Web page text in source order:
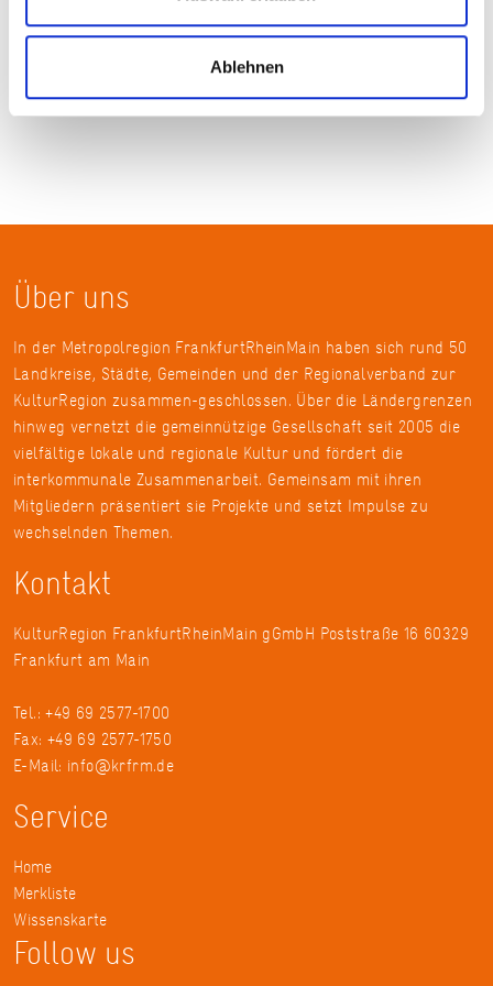
Ablehnen
Über uns
In der Metropolregion FrankfurtRheinMain haben sich rund 50
Landkreise, Städte, Gemeinden und der Regionalverband zur
KulturRegion zusammen-geschlossen. Über die Ländergrenzen
hinweg vernetzt die gemeinnützige Gesellschaft seit 2005 die
vielfältige lokale und regionale Kultur und fördert die
interkommunale Zusammenarbeit. Gemeinsam mit ihren
Mitgliedern präsentiert sie Projekte und setzt Impulse zu
wechselnden Themen.
Kontakt
KulturRegion FrankfurtRheinMain gGmbH Poststraße 16 60329
Frankfurt am Main
Tel.: +49 69 2577-1700
Fax: +49 69 2577-1750
E-Mail: info@krfrm.de
Service
Home
Merkliste
Wissenskarte
Follow us